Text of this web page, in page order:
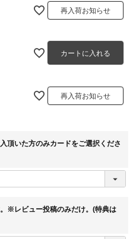
再入荷お知らせ
カートに入れる
再入荷お知らせ
頂いた方のみカードをご選択くださ
※レビュー投稿のみだけ。(特典は